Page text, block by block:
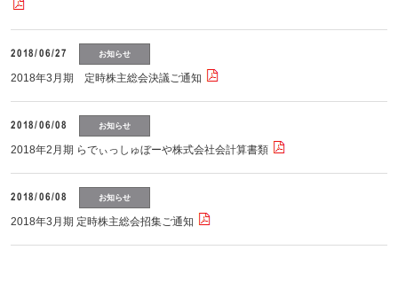
2018/06/27 お知らせ
2018年3月期 定時株主総会決議ご通知
2018/06/08 お知らせ
2018年2月期 らでぃっしゅぼーや株式会社会計算書類
2018/06/08 お知らせ
2018年3月期 定時株主総会招集ご通知